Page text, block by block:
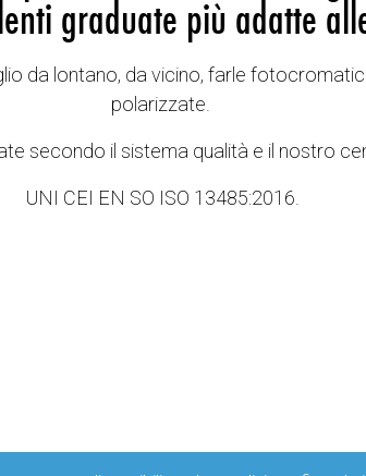
graduate più adatte
da lontano, da vicino, farle
polarizzate.
secondo il sistema qualità e il nostro
UNI CEI EN SO ISO 13485:2016.